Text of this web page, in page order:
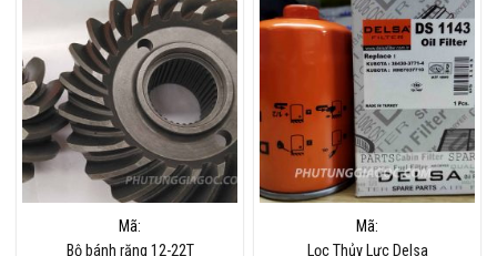
Mã:
Bộ bánh răng 12-22T
Mã:
Lọc Thủy Lực Delsa